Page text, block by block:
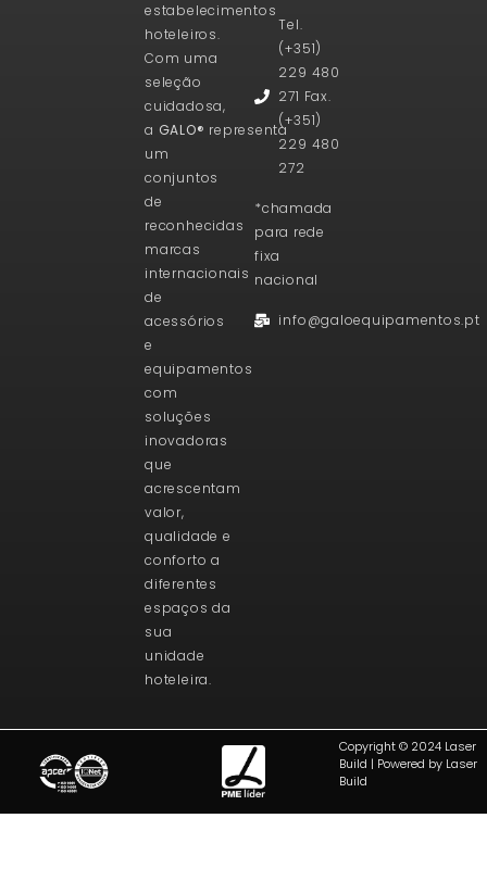
estabelecimentos
hoteleiros.
Com uma
seleção
cuidadosa,
a GALO® representa
um
conjuntos
de
reconhecidas
marcas
internacionais
de
acessórios
e
equipamentos
com
soluções
inovadoras
que
acrescentam
valor,
qualidade e
conforto a
diferentes
espaços da
sua
unidade
hoteleira.
Tel.
(+351)
229 480
271 Fax.
(+351)
229 480
272
*chamada
para rede
fixa
nacional
info@galoequipamentos.pt
Copyright © 2024 Laser
Build | Powered by Laser
Build